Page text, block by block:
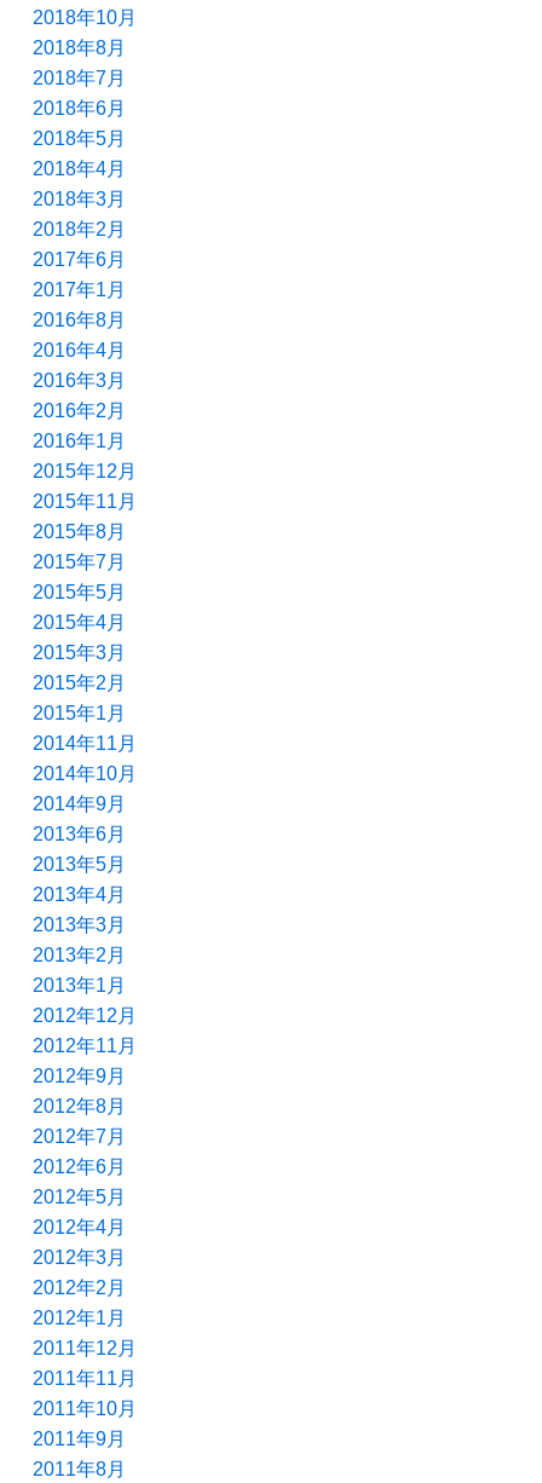
2018年10月
2018年8月
2018年7月
2018年6月
2018年5月
2018年4月
2018年3月
2018年2月
2017年6月
2017年1月
2016年8月
2016年4月
2016年3月
2016年2月
2016年1月
2015年12月
2015年11月
2015年8月
2015年7月
2015年5月
2015年4月
2015年3月
2015年2月
2015年1月
2014年11月
2014年10月
2014年9月
2013年6月
2013年5月
2013年4月
2013年3月
2013年2月
2013年1月
2012年12月
2012年11月
2012年9月
2012年8月
2012年7月
2012年6月
2012年5月
2012年4月
2012年3月
2012年2月
2012年1月
2011年12月
2011年11月
2011年10月
2011年9月
2011年8月